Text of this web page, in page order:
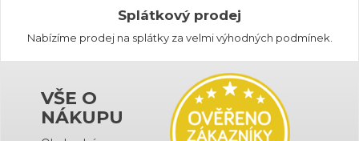
Splátkový prodej
Nabízíme prodej na splátky za velmi výhodných podmínek.
VŠE O
NÁKUPU